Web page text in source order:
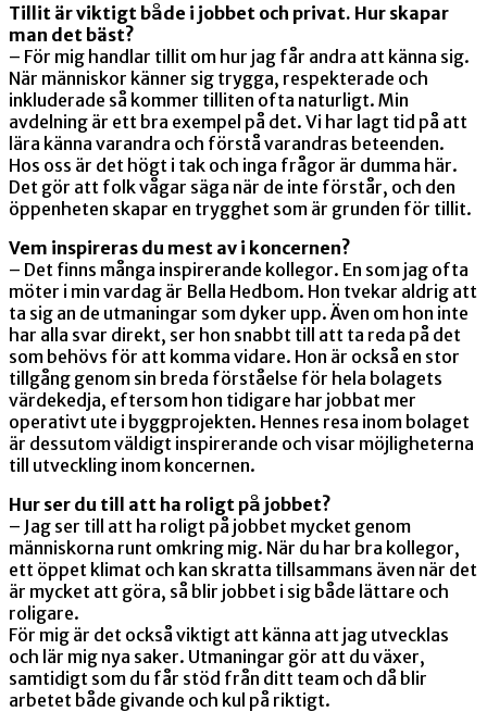
Tillit är viktigt både i jobbet och privat. Hur skapar
man det bäst?
– För mig handlar tillit om hur jag får andra att känna sig.
När människor känner sig trygga, respekterade och
inkluderade så kommer tilliten ofta naturligt. Min
avdelning är ett bra exempel på det. Vi har lagt tid på att
lära känna varandra och förstå varandras beteenden.
Hos oss är det högt i tak och inga frågor är dumma här.
Det gör att folk vågar säga när de inte förstår, och den
öppenheten skapar en trygghet som är grunden för tillit.
Vem inspireras du mest av i koncernen?
– Det finns många inspirerande kollegor. En som jag ofta
möter i min vardag är Bella Hedbom. Hon tvekar aldrig att
ta sig an de utmaningar som dyker upp. Även om hon inte
har alla svar direkt, ser hon snabbt till att ta reda på det
som behövs för att komma vidare. Hon är också en stor
tillgång genom sin breda förståelse för hela bolagets
värdekedja, eftersom hon tidigare har jobbat mer
operativt ute i byggprojekten. Hennes resa inom bolaget
är dessutom väldigt inspirerande och visar möjligheterna
till utveckling inom koncernen.
Hur ser du till att ha roligt på jobbet?
– Jag ser till att ha roligt på jobbet mycket genom
människorna runt omkring mig. När du har bra kollegor,
ett öppet klimat och kan skratta tillsammans även när det
är mycket att göra, så blir jobbet i sig både lättare och
roligare.
För mig är det också viktigt att känna att jag utvecklas
och lär mig nya saker. Utmaningar gör att du växer,
samtidigt som du får stöd från ditt team och då blir
arbetet både givande och kul på riktigt.